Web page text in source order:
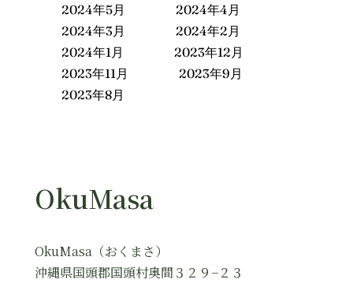
2024年5月
2024年4月
2024年3月
2024年2月
2024年1月
2023年12月
2023年11月
2023年9月
2023年8月
OkuMasa
OkuMasa（おくまさ）
沖縄県国頭郡国頭村奥間３２９−２３